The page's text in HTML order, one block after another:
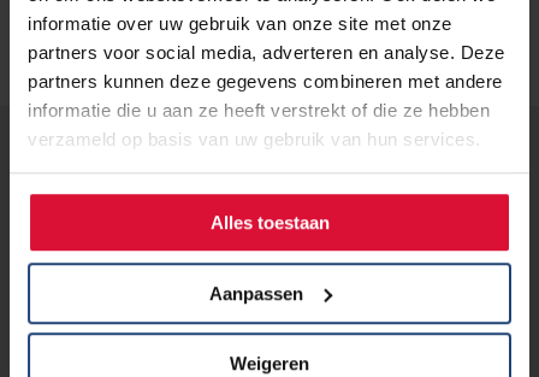
informatie over uw gebruik van onze site met onze
partners voor social media, adverteren en analyse. Deze
partners kunnen deze gegevens combineren met andere
informatie die u aan ze heeft verstrekt of die ze hebben
verzameld op basis van uw gebruik van hun services.
Alles toestaan
Aanpassen
Weigeren
Lees verder...
10 februari 2020
NIEUW - Facebookgroep 'Super
jong en toch longkanker'